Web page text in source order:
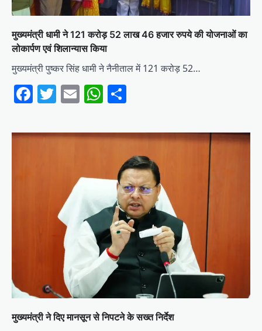
मुख्यमंत्री धामी ने 121 करोड़ 52 लाख 46 हजार रुपये की योजनाओं का
लोकार्पण एवं शिलान्यास किया
मुख्यमंत्री पुष्कर सिंह धामी ने नैनीताल में 121 करोड़ 52…
Facebook
Twitter
EmailWhatsApp
मुख्यमंत्री ने दिए मानसून से निपटने के सख्त निर्देश